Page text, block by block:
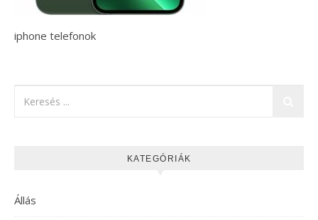
iphone telefonok
KATEGÓRIÁK
Állás